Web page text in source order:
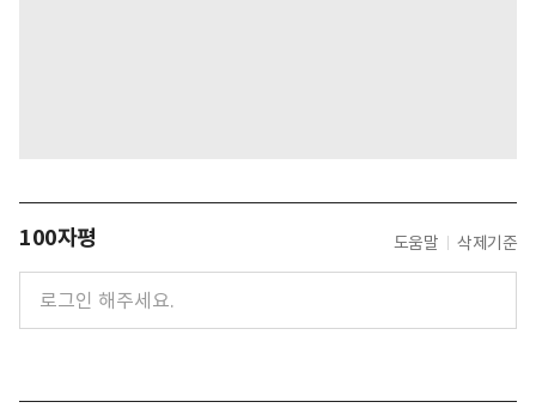
100자평 도움말 삭제기준